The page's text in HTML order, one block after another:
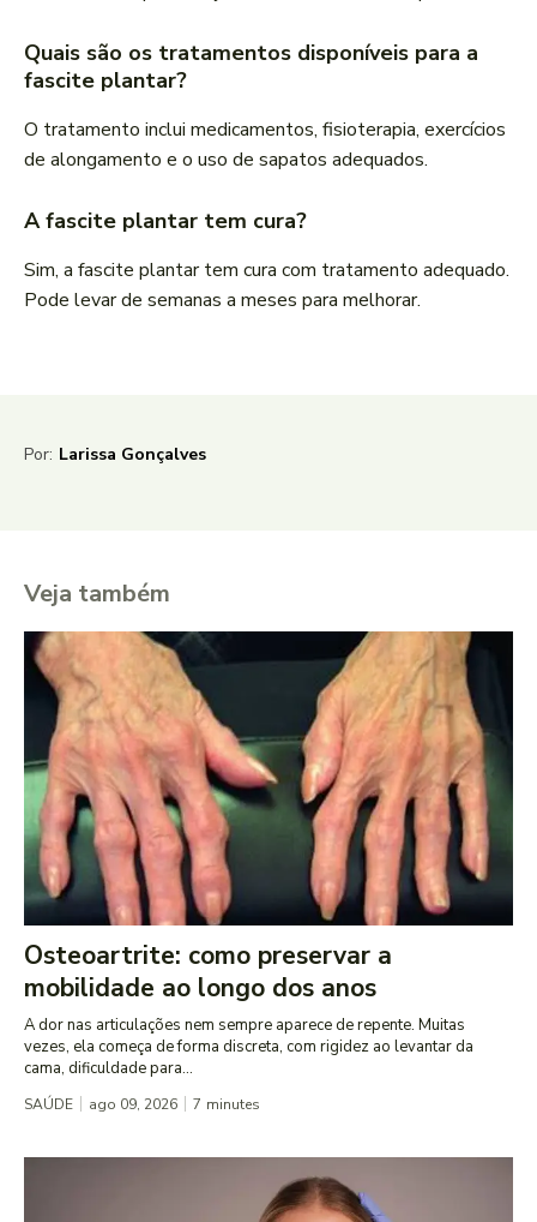
Quais são os tratamentos disponíveis para a
fascite plantar?
O tratamento inclui medicamentos, fisioterapia, exercícios
de alongamento e o uso de sapatos adequados.
A fascite plantar tem cura?
Sim, a fascite plantar tem cura com tratamento adequado.
Pode levar de semanas a meses para melhorar.
Por: Larissa Gonçalves
Veja também
Osteoartrite: como preservar a
mobilidade ao longo dos anos
A dor nas articulações nem sempre aparece de repente. Muitas
vezes, ela começa de forma discreta, com rigidez ao levantar da
cama, dificuldade para...
SAÚDE ago 09, 2026 7 minutes